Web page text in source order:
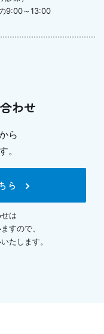
9:00～13:00
わせ
ら
。
ら
は
すので、
たします。